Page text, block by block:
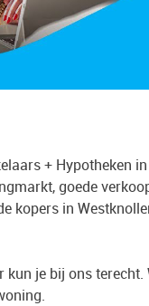
+ Hypotheken in
goede
kopers in
kun je bij ons terecht.